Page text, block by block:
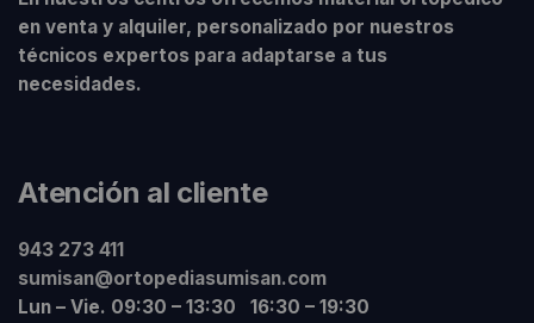
en venta y alquiler, personalizado por nuestros
técnicos expertos para adaptarse a tus
necesidades.
Atención al cliente
943 273 411
sumisan@ortopediasumisan.com
Lun – Vie. 09:30 – 13:30 16:30 – 19:30